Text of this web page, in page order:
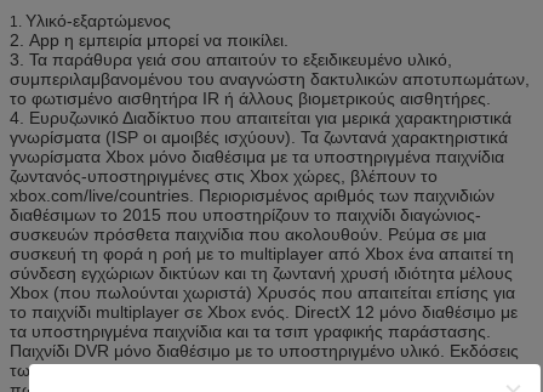
1. Υλικό-εξαρτώμενος
2. App η εμπειρία μπορεί να ποικίλει.
3. Τα παράθυρα γειά σου απαιτούν το εξειδικευμένο υλικό,
συμπεριλαμβανομένου του αναγνώστη δακτυλικών αποτυπωμάτων,
το φωτισμένο αισθητήρα IR ή άλλους βιομετρικούς αισθητήρες.
4. Ευρυζωνικό Διαδίκτυο που απαιτείται για μερικά χαρακτηριστικά
γνωρίσματα (ISP οι αμοιβές ισχύουν). Τα ζωντανά χαρακτηριστικά
γνωρίσματα Xbox μόνο διαθέσιμα με τα υποστηριγμένα παιχνίδια
ζωντανός-υποστηριγμένες στις Xbox χώρες, βλέπουν το
xbox.com/live/countries. Περιορισμένος αριθμός των παιχνιδιών
διαθέσιμων το 2015 που υποστηρίζουν το παιχνίδι διαγώνιος-
συσκευών πρόσθετα παιχνίδια που ακολουθούν. Ρεύμα σε μια
συσκευή τη φορά η ροή με το multiplayer από Xbox ένα απαιτεί τη
σύνδεση εγχώριων δικτύων και τη ζωντανή χρυσή ιδιότητα μέλους
Xbox (που πωλούνται χωριστά) Χρυσός που απαιτείται επίσης για
το παιχνίδι multiplayer σε Xbox ενός. DirectX 12 μόνο διαθέσιμο με
τα υποστηριγμένα παιχνίδια και τα τσιπ γραφικής παράστασης.
Παιχνίδι DVR μόνο διαθέσιμο με το υποστηριγμένο υλικό. Εκδόσεις
των παιχνιδιών όλες Xbox ένα, PC/Tablet και τηλεφώνων που